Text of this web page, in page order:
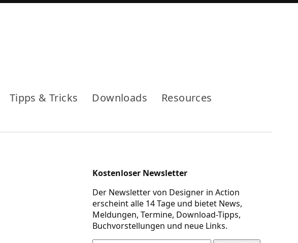
Tipps & Tricks Downloads Resources
Kostenloser Newsletter
Der Newsletter von Designer in Action
erscheint alle 14 Tage und bietet News,
Meldungen, Termine, Download-Tipps,
Buchvorstellungen und neue Links.